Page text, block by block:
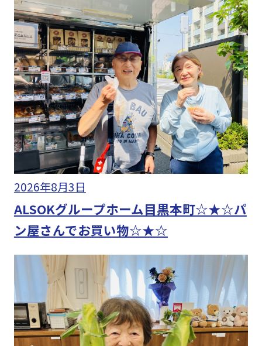
2026年8月3日
ALSOKグループホーム目黒本町☆★☆パ
ン屋さんでお買い物☆★☆